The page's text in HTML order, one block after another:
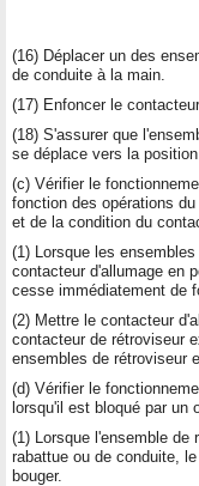
(16) Déplacer un des
de conduite à la main.
(17) Enfoncer le
(18) S'assurer que
se déplace vers la position
(c) Vérifier le
fonction des opérations
et de la condition du
(1) Lorsque les
contacteur d'allumage en
cesse immédiatement de
(2) Mettre le contacteur
contacteur de rétroviseur
ensembles de rétroviseur
(d) Vérifier le
lorsqu'il est bloqué par un
(1) Lorsque l'ensemble de
rabattue ou de conduite,
bouger.